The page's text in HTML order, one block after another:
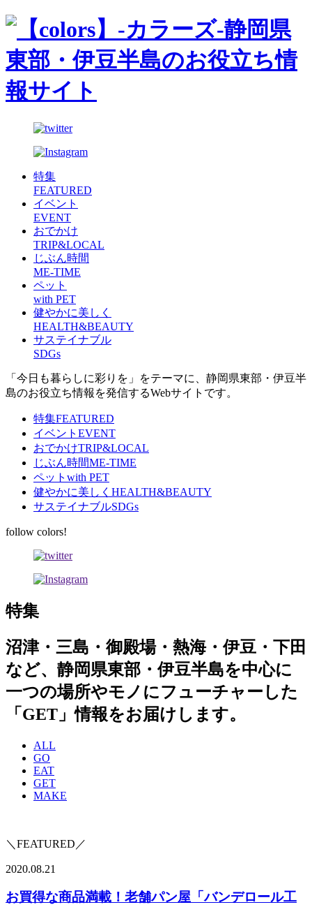
静岡県
東部・伊豆半島のお役立ち情
報サイト
特集
FEATURED
イベント
EVENT
おでかけ
TRIP&LOCAL
じぶん時間
ME-TIME
ペット
with PET
健やかに美しく
HEALTH&BEAUTY
サステイナブル
SDGs
「今日も暮らしに彩りを」をテーマに、静岡県東部・伊豆半
島のお役立ち情報を発信するWebサイトです。
特集FEATURED
イベント EVENT
おでかけTRIP&LOCAL
じぶん時間ME-TIME
ペット with PET
健やかに美しく HEALTH&BEAUTY
サステイナブルSDGs
follow colors!
特集
沼津・三島・御殿場・熱海・伊豆・下田
など、静岡県東部・伊豆半島を中心に
一つの場所やモノにフューチャーした
「GET」情報をお届けします。
ALL
GO
EAT
GET
MAKE
＼FEATURED／
2020.08.21
お買得な商品満載！老舗パン屋「バンデロール工